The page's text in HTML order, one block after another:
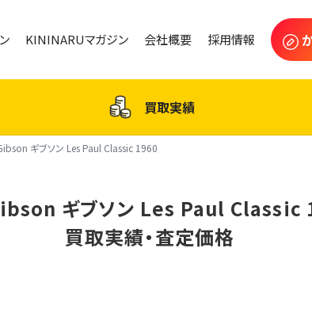
KININARUマガジン 会社概要 採用情報
買取実績
ギブソン Les Paul Classic 1960
ギブソン Les Paul Classic
買取実績・査定価格